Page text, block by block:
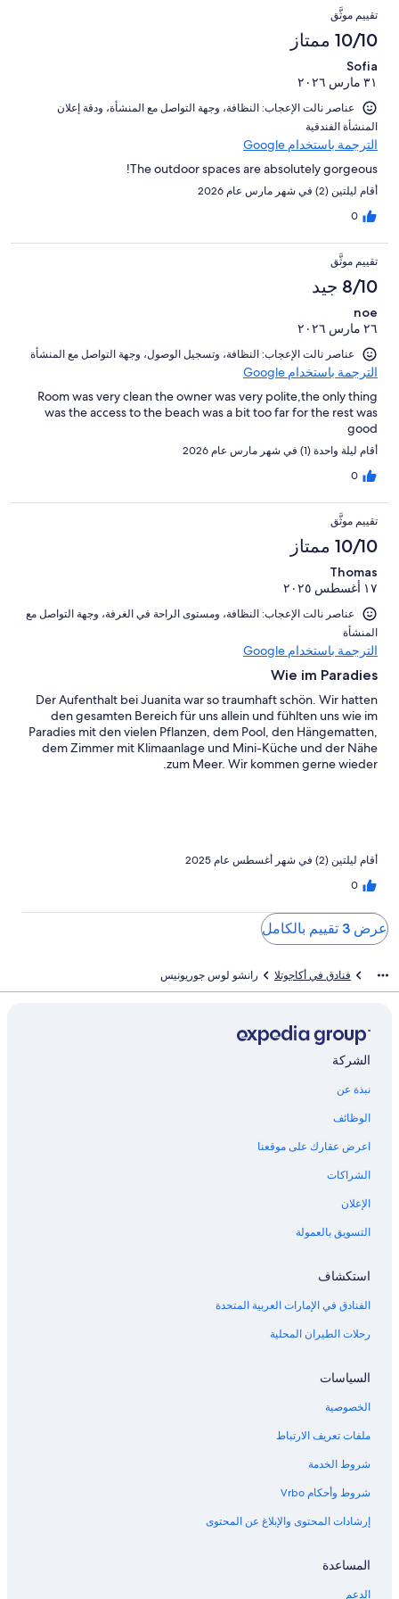
النزلاء
من
تقييمات
النزلاء
من
النزلاء
أصل
من
تقييمات
النزلاء
التقييمات
تقييم موثَّق
10/10 ممتاز
Sofia
٣١ مارس ٢٠٢٦
عناصر نالت الإعجاب: ⁦النظافة⁩، و⁦جهة التواصل مع المنشأة⁩، و⁦دقة إعلان
المنشأة الفندقية⁩
الترجمة باستخدام Google
The outdoor spaces are absolutely gorgeous!
أقام ليلتين (2) في شهر مارس عام 2026
0
تقييم موثَّق
8/10 جيد
noe
٢٦ مارس ٢٠٢٦
عناصر نالت الإعجاب: ⁦النظافة⁩، و⁦تسجيل الوصول⁩، و⁦جهة التواصل مع المنشأة⁩
الترجمة باستخدام Google
Room was very clean the owner was very polite,the only thing
was the access to the beach was a bit too far for the rest was
good
أقام ليلة واحدة (1) في شهر مارس عام 2026
0
تقييم موثَّق
10/10 ممتاز
Thomas
١٧ أغسطس ٢٠٢٥
عناصر نالت الإعجاب: ⁦النظافة⁩، و⁦مستوى الراحة في الغرفة⁩، و⁦جهة التواصل مع
المنشأة⁩
الترجمة باستخدام Google
Wie im Paradies
Der Aufenthalt bei Juanita war so traumhaft schön. Wir hatten
den gesamten Bereich für uns allein und fühlten uns wie im
Paradies mit den vielen Pflanzen, dem Pool, den Hängematten,
dem Zimmer mit Klimaanlage und Mini-Küche und der Nähe
zum Meer. Wir kommen gerne wieder.
أقام ليلتين (2) في شهر أغسطس عام 2025
0
عرض 3 تقييم بالكامل
فنادق في أكاجوتلا رانشو لوس جوريونيس
الشركة
نبذة عن
الوظائف
اعرض عقارك على موقعنا
الشراكات
الإعلان
التسويق بالعمولة
استكشاف
الفنادق في الإمارات العربية المتحدة
رحلات الطيران المحلية
السياسات
الخصوصية
ملفات تعريف الارتباط
شروط الخدمة
شروط وأحكام Vrbo
إرشادات المحتوى والإبلاغ عن المحتوى
المساعدة
الدعم